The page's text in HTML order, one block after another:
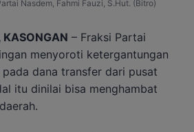
Nasdem, Fahmi Fauzi, S.Hut. (Bitro)
– Fraksi Partai
menyoroti ketergantungan
dana transfer dari pusat
itu dinilai bisa menghambat